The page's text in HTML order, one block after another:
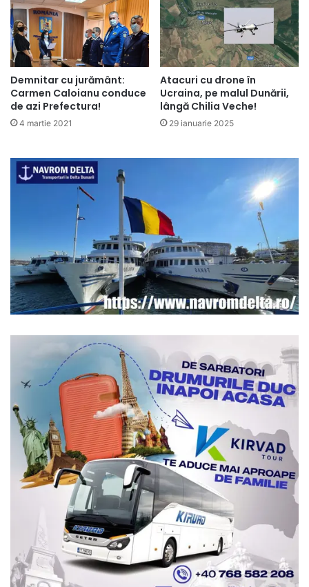
Demnitar cu jurământ:
Carmen Caloianu conduce
de azi Prefectura!
4 martie 2021
Atacuri cu drone în
Ucraina, pe malul Dunării,
lângă Chilia Veche!
29 ianuarie 2025